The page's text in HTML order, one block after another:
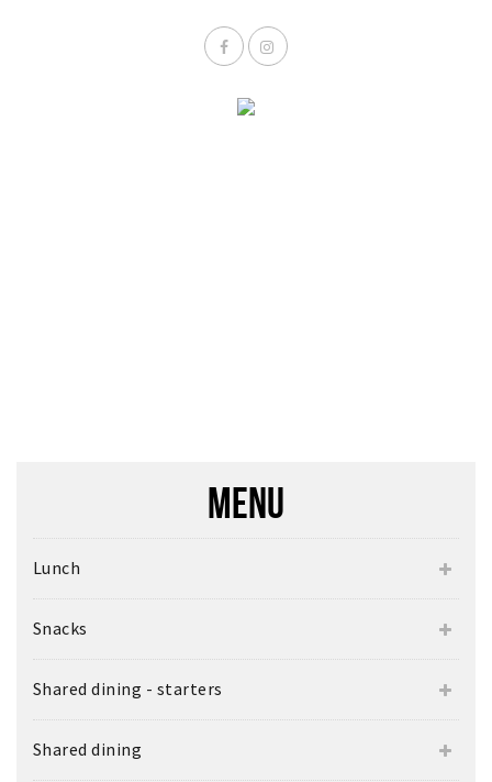
MENU
Lunch
Snacks
Shared dining - starters
Shared dining